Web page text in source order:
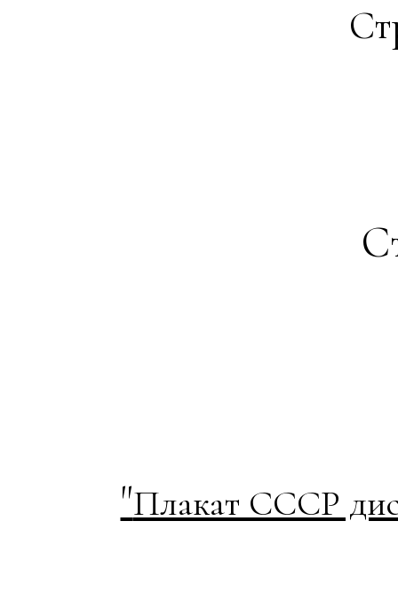
"Плакат СССР